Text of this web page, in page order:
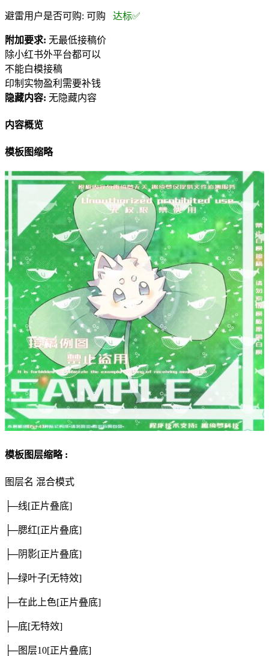
避雷用户是否可购: 可购 达标✅
附加要求: 无最低接稿价
除小红书外平台都可以
不能白模接稿
印制实物盈利需要补钱
隐藏内容: 无隐藏内容
内容概览
模板图缩略
模板图层缩略 :
图层名 混合模式
├─线[正片叠底]
├─腮红[正片叠底]
├─阴影[正片叠底]
├─绿叶子[无特效]
├─在此上色[正片叠底]
├─底[无特效]
├─图层10[正片叠底]